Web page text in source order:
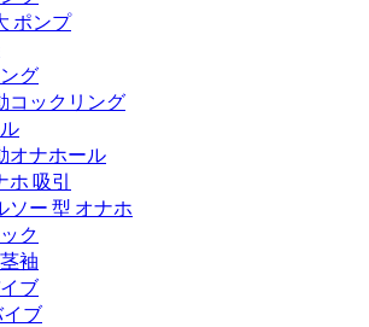
ポンプ
グ
コックリング
オナホール
ホ 吸引
ソー 型 オナホ
ク
袖
ブ
ブ